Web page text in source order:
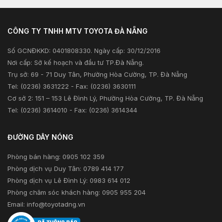
Xã hội
Thông tin khác
CÔNG TY TNHH MTV TOYOTA ĐÀ NẴNG
Số GCNĐKKD: 0401808330. Ngày cấp: 30/12/2016
Nơi cấp: Sở kế hoạch và đầu tư TP.Đà Nẵng.
Trụ sở: 69 - 71 Duy Tân, Phường Hòa Cường, TP. Đà Nẵng
Tel: (0236) 3631222 - Fax: (0236) 3630111
Cơ sở 2: 151 – 153 Lê Đình Lý, Phường Hòa Cường, TP. Đà Nẵng
Tel: (0236) 3614010 - Fax: (0236) 3614344
ĐƯỜNG DÂY NÓNG
Phòng bán hàng: 0905 102 359
Phòng dịch vụ Duy Tân: 0789 414 177
Phòng dịch vụ Lê Đình Lý: 0983 614 012
Phòng chăm sóc khách hàng: 0905 955 204
Email: info@toyotadng.vn